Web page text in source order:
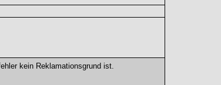
kein Reklamationsgrund ist.